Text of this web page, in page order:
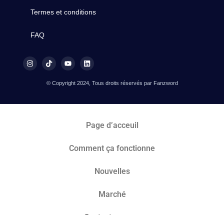
Termes et conditions
FAQ
© Copyright 2024, Tous droits réservés par Fanzword
Page d’acceuil
Comment ça fonctionne
Nouvelles
Marché​